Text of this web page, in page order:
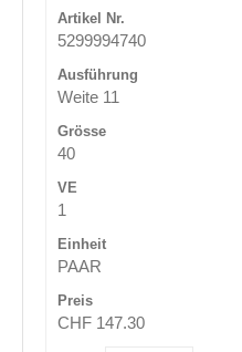
5299994740
Weite 11
40
1
PAAR
CHF 147.30